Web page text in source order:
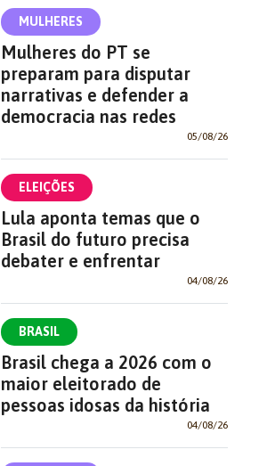
MULHERES
Mulheres do PT se
preparam para disputar
narrativas e defender a
democracia nas redes
05/08/26
ELEIÇÕES
Lula aponta temas que o
Brasil do futuro precisa
debater e enfrentar
04/08/26
BRASIL
Brasil chega a 2026 com o
maior eleitorado de
pessoas idosas da história
04/08/26